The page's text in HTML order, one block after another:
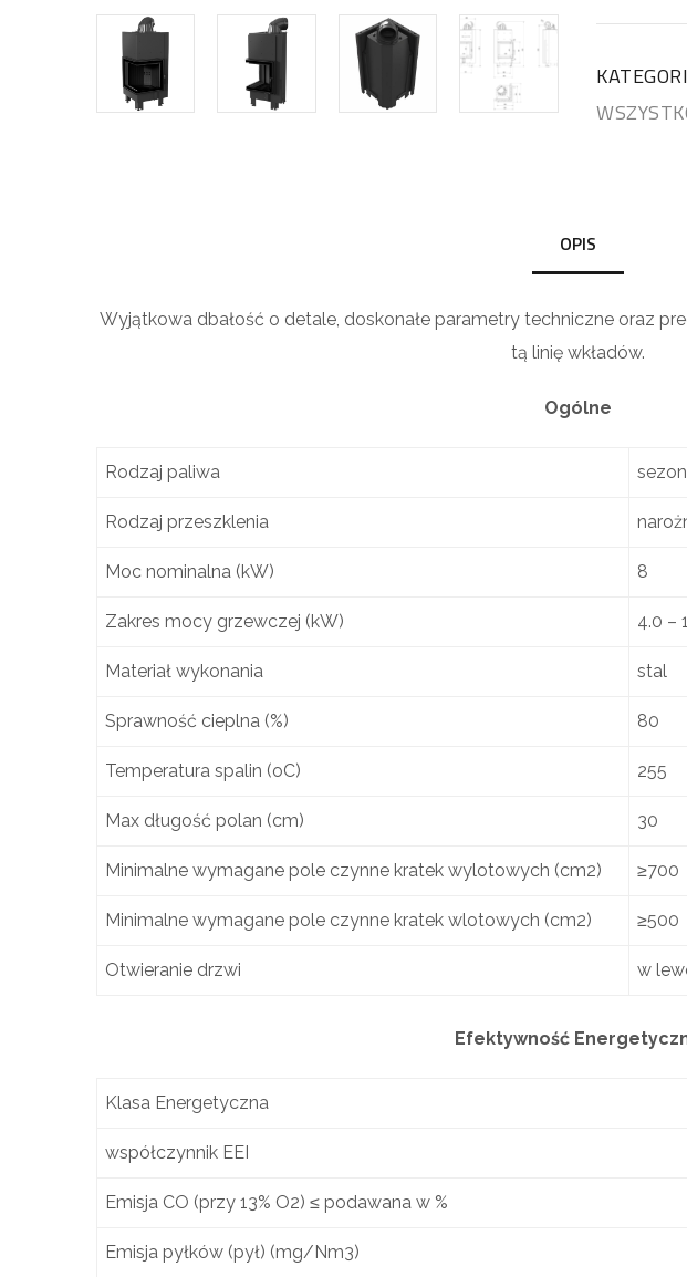
OPIS
Wyjątkowa dbałość o detale, doskonałe parametry techniczne oraz
tą linię wkładów.
Ogólne
Rodzaj paliwa
Rodzaj przeszklenia
Moc nominalna (kW) 8
Zakres mocy grzewczej (kW) 4.0 –
Materiał wykonania stal
Sprawność cieplna (%) 80
Temperatura spalin (oC) 255
Max długość polan (cm) 30
Minimalne wymagane pole czynne kratek wylotowych (cm2) ≥700
Minimalne wymagane pole czynne kratek wlotowych (cm2) ≥500
Otwieranie drzwi w
Efektywność
Klasa Energetyczna
współczynnik EEI
Emisja CO (przy 13% O2) ≤ podawana w %
Emisja pyłków (pył) (mg/Nm3)